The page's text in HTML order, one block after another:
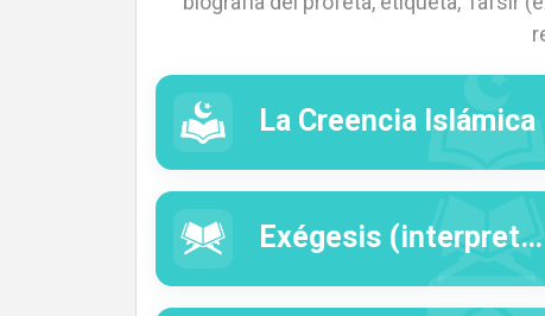
La Creencia Islámica
Exégesis (interpretación) de algunas suras del Corán